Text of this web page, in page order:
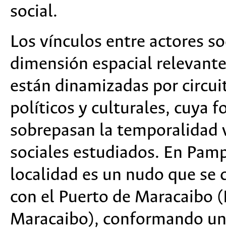
social.
Los vínculos entre actores
dimensión espacial
están dinamizadas por
políticos y culturales, cuya
sobrepasan la
sociales estudiados. En
localidad es un nudo que
con el Puerto de Maracaibo
Maracaibo), conformando